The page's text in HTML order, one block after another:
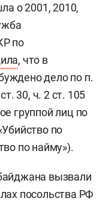
о 2001, 2010,
по
, что в
дело по п.
30, ч. 2 ст. 105
группой лиц по
по
по найму»).
вызвали
посольства РФ